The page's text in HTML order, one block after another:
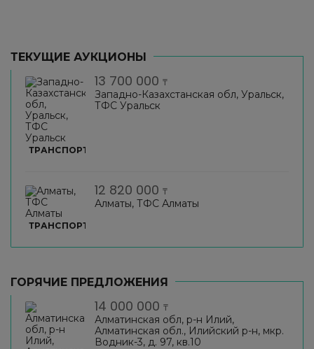
ТЕКУЩИЕ АУКЦИОНЫ
ТРАНСПОРТ
13 700 000 ₸
Западно-Казахстанская обл, Уральск,
ТФС Уральск
ТРАНСПОРТ
12 820 000 ₸
Алматы, ТФС Алматы
ГОРЯЧИЕ ПРЕДЛОЖЕНИЯ
14 000 000 ₸
Алматинская обл, р-н Илий,
Алматинская обл., Илийский р-н, мкр.
Водник-3, д. 97, кв.10